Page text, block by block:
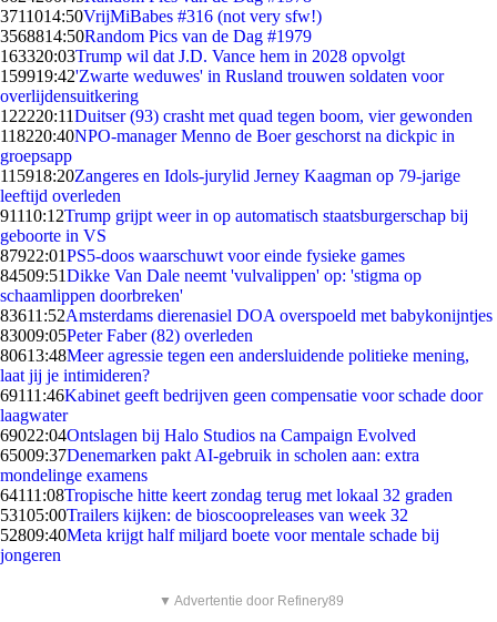
3711014:50VrijMiBabes #316 (not very sfw!)
3568814:50Random Pics van de Dag #1979
163320:03Trump wil dat J.D. Vance hem in 2028 opvolgt
159919:42'Zwarte weduwes' in Rusland trouwen soldaten voor
overlijdensuitkering
122220:11Duitser (93) crasht met quad tegen boom, vier gewonden
118220:40NPO-manager Menno de Boer geschorst na dickpic in
groepsapp
115918:20Zangeres en Idols-jurylid Jerney Kaagman op 79-jarige
leeftijd overleden
91110:12Trump grijpt weer in op automatisch staatsburgerschap bij
geboorte in VS
87922:01PS5-doos waarschuwt voor einde fysieke games
84509:51Dikke Van Dale neemt 'vulvalippen' op: 'stigma op
schaamlippen doorbreken'
83611:52Amsterdams dierenasiel DOA overspoeld met babykonijntjes
83009:05Peter Faber (82) overleden
80613:48Meer agressie tegen een andersluidende politieke mening,
laat jij je intimideren?
69111:46Kabinet geeft bedrijven geen compensatie voor schade door
laagwater
69022:04Ontslagen bij Halo Studios na Campaign Evolved
65009:37Denemarken pakt AI-gebruik in scholen aan: extra
mondelinge examens
64111:08Tropische hitte keert zondag terug met lokaal 32 graden
53105:00Trailers kijken: de bioscoopreleases van week 32
52809:40Meta krijgt half miljard boete voor mentale schade bij
jongeren
▼ Advertentie door Refinery89